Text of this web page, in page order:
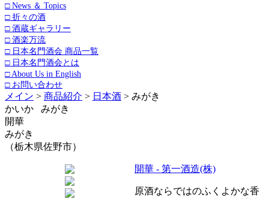
□ News ＆ Topics
□ 折々の酒
□ 酒蔵ギャラリー
□ 酒楽万流
□ 日本名門酒会 商品一覧
□ 日本名門酒会とは
□ About Us in English
□ お問い合わせ
メイン > 商品紹介 > 日本酒 > みがき
かいか みがき
開華
みがき
（栃木県佐野市）
開華 - 第一酒造(株)
原酒ならではのふくよかな香